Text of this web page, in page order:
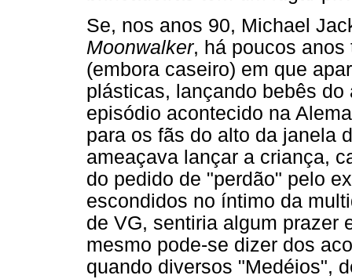
Se, nos anos 90, Michael
Moonwalker, há poucos anos
(embora caseiro) em que
plásticas, lançando bebês
episódio acontecido na
para os fãs do alto da janela
ameaçava lançar a criança,
do pedido de "perdão" pelo
escondidos no íntimo da
de VG, sentiria algum prazer
mesmo pode-se dizer dos
quando diversos "Medéios",